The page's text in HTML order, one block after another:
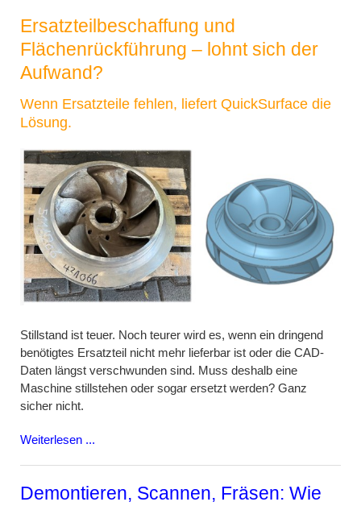
Ersatzteilbeschaffung und
Flächenrückführung – lohnt sich der
Aufwand?
Wenn Ersatzteile fehlen, liefert QuickSurface die
Lösung.
Stillstand ist teuer. Noch teurer wird es, wenn ein dringend
benötigtes Ersatzteil nicht mehr lieferbar ist oder die CAD-
Daten längst verschwunden sind. Muss deshalb eine
Maschine stillstehen oder sogar ersetzt werden? Ganz
sicher nicht.
Weiterlesen ...
Demontieren, Scannen, Fräsen: Wie